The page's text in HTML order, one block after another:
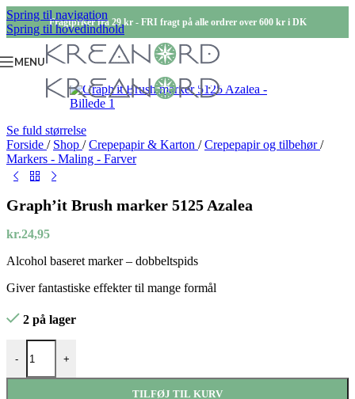
Spring til navigation
Spring til hovedindhold
Fragtpriser fra 29 kr - FRI fragt på alle ordrer over 600 kr i DK
MENU
Se fuld størrelse
Forside / Shop / Crepepapir & Karton / Crepepapir og tilbehør/
Markers - Maling - Farver
Graph’it Brush marker 5125 Azalea
kr.24,95
Alcohol baseret marker – dobbeltspids
Giver fantastiske effekter til mange formål
2 på lager
-
Graph'it Brush marker 5125 Azalea antal
+
TILFØJ TIL KURV